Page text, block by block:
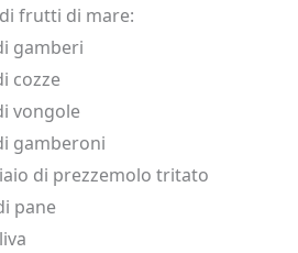
frutti di mare:
gamberi
cozze
vongole
gamberoni
di prezzemolo tritato
pane